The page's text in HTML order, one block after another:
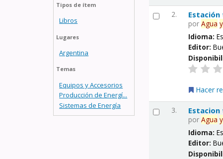
Tipos de ítem
Libros
Lugares
Argentina
Temas
Equipos y Accesorios
Producción de Energí...
Sistemas de Energía
2.
porAgua y
Idioma:
Editor:
Hacer
3.
porAgua y
Idioma:
Editor: